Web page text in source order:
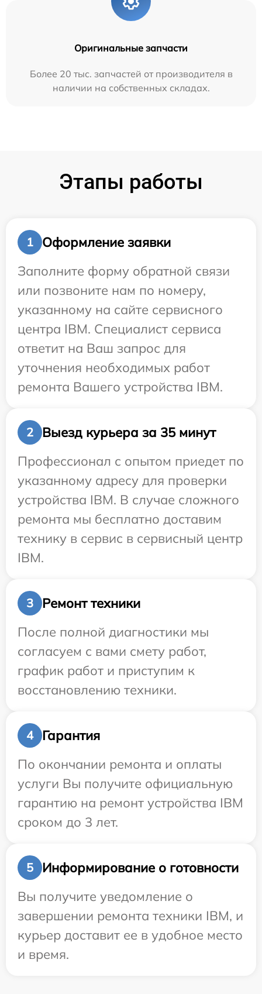
Оригинальные запчасти
Более 20 тыс. запчастей от производителя в
наличии на собственных складах.
Этапы работы
1
Оформление заявки
Заполните форму обратной связи
или позвоните нам по номеру,
указанному на сайте сервисного
центра IBM. Специалист сервиса
ответит на Ваш запрос для
уточнения необходимых работ
ремонта Вашего устройства IBM.
2
Выезд курьера за 35 минут
Профессионал с опытом приедет по
указанному адресу для проверки
устройства IBM. В случае сложного
ремонта мы бесплатно доставим
технику в сервис в сервисный центр
IBM.
3
Ремонт техники
После полной диагностики мы
согласуем с вами смету работ,
график работ и приступим к
восстановлению техники.
4
Гарантия
По окончании ремонта и оплаты
услуги Вы получите официальную
гарантию на ремонт устройства IBM
сроком до 3 лет.
5
Информирование о готовности
Вы получите уведомление о
завершении ремонта техники IBM, и
курьер доставит ее в удобное место
и время.